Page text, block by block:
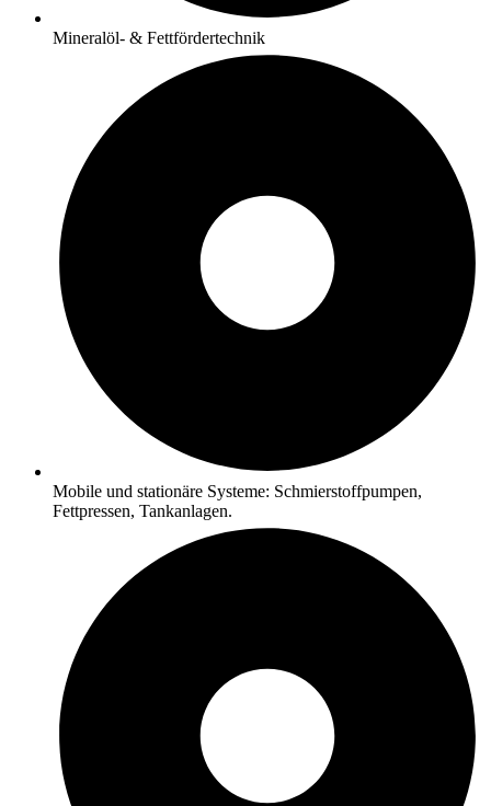
Mineralöl- & Fettfördertechnik
Mobile und stationäre Systeme: Schmierstoffpumpen,
Fettpressen, Tankanlagen.